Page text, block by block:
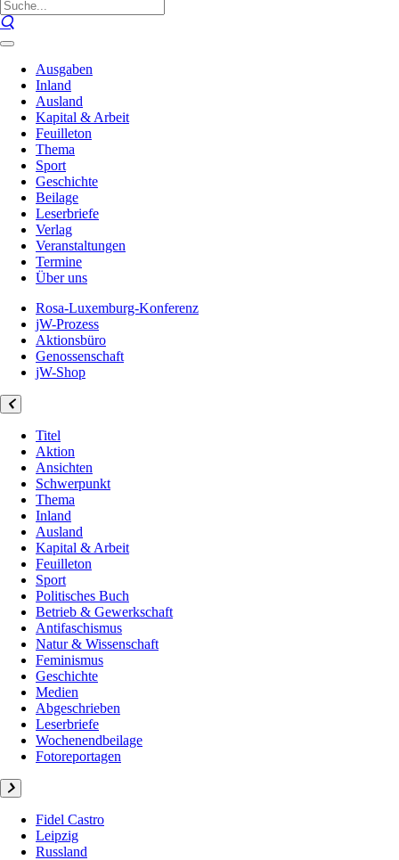
Ausgaben
Inland
Ausland
Kapital & Arbeit
Feuilleton
Thema
Sport
Geschichte
Beilage
Leserbriefe
Verlag
Veranstaltungen
Termine
Über uns
Rosa-Luxemburg-Konferenz
jW-Prozess
Aktionsbüro
Genossenschaft
jW-Shop
Titel
Aktion
Ansichten
Schwerpunkt
Thema
Inland
Ausland
Kapital & Arbeit
Feuilleton
Sport
Politisches Buch
Betrieb & Gewerkschaft
Antifaschismus
Natur & Wissenschaft
Feminismus
Geschichte
Medien
Abgeschrieben
Leserbriefe
Wochenendbeilage
Fotoreportagen
Fidel Castro
Leipzig
Russland